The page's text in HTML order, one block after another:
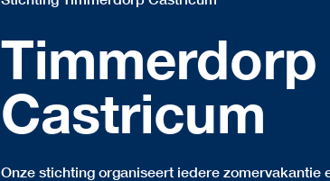
Timmerdorp
Castricum
Onze stichting organiseert iedere zomervakantie